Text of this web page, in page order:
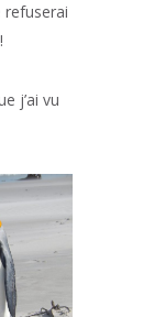
refuserai
j’ai vu